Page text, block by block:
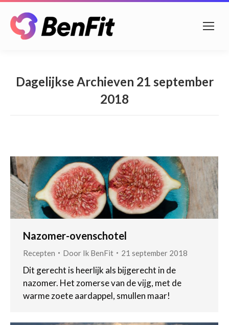
Dagelijkse Archieven 21 september
2018
Nazomer-ovenschotel
Recepten Door Ik BenFit 21 september 2018
Dit gerecht is heerlijk als bijgerecht in de
nazomer. Het zomerse van de vijg, met de
warme zoete aardappel, smullen maar!